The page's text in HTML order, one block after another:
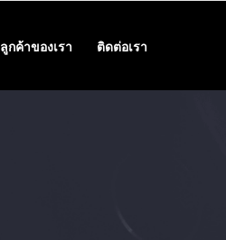
ลูกค้าของเรา ติดต่อเรา